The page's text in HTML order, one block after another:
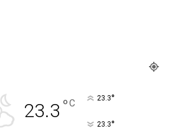
23.3 °C 23.3°
23.3°